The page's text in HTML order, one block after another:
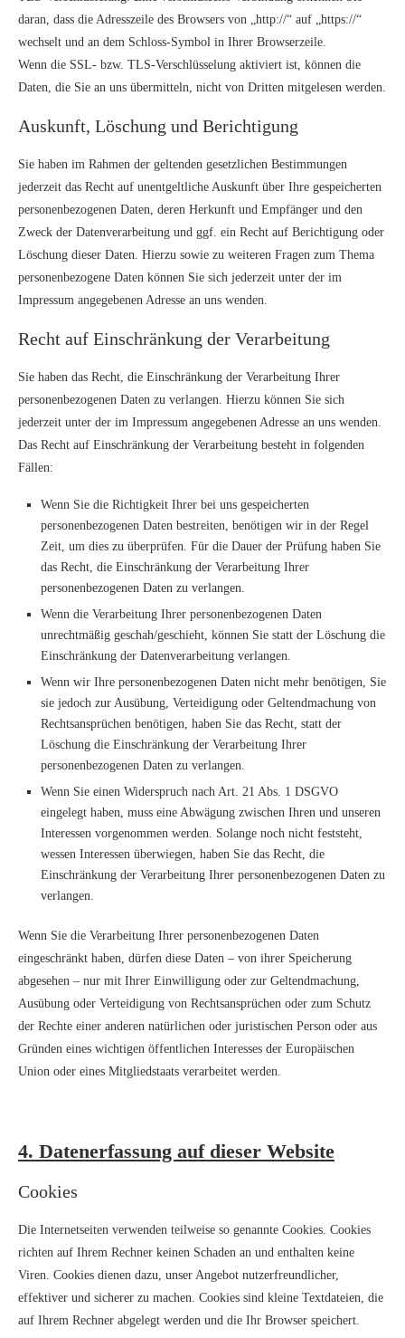
daran, dass die Adresszeile des Browsers von „http://“ auf „https://“
wechselt und an dem Schloss-Symbol in Ihrer Browserzeile.
Wenn die SSL- bzw. TLS-Verschlüsselung aktiviert ist, können die
Daten, die Sie an uns übermitteln, nicht von Dritten mitgelesen werden.
Auskunft, Löschung und Berichtigung
Sie haben im Rahmen der geltenden gesetzlichen Bestimmungen
jederzeit das Recht auf unentgeltliche Auskunft über Ihre gespeicherten
personenbezogenen Daten, deren Herkunft und Empfänger und den
Zweck der Datenverarbeitung und ggf. ein Recht auf Berichtigung oder
Löschung dieser Daten. Hierzu sowie zu weiteren Fragen zum Thema
personenbezogene Daten können Sie sich jederzeit unter der im
Impressum angegebenen Adresse an uns wenden.
Recht auf Einschränkung der Verarbeitung
Sie haben das Recht, die Einschränkung der Verarbeitung Ihrer
personenbezogenen Daten zu verlangen. Hierzu können Sie sich
jederzeit unter der im Impressum angegebenen Adresse an uns wenden.
Das Recht auf Einschränkung der Verarbeitung besteht in folgenden
Fällen:
Wenn Sie die Richtigkeit Ihrer bei uns gespeicherten
personenbezogenen Daten bestreiten, benötigen wir in der Regel
Zeit, um dies zu überprüfen. Für die Dauer der Prüfung haben Sie
das Recht, die Einschränkung der Verarbeitung Ihrer
personenbezogenen Daten zu verlangen.
Wenn die Verarbeitung Ihrer personenbezogenen Daten
unrechtmäßig geschah/geschieht, können Sie statt der Löschung die
Einschränkung der Datenverarbeitung verlangen.
Wenn wir Ihre personenbezogenen Daten nicht mehr benötigen, Sie
sie jedoch zur Ausübung, Verteidigung oder Geltendmachung von
Rechtsansprüchen benötigen, haben Sie das Recht, statt der
Löschung die Einschränkung der Verarbeitung Ihrer
personenbezogenen Daten zu verlangen.
Wenn Sie einen Widerspruch nach Art. 21 Abs. 1 DSGVO
eingelegt haben, muss eine Abwägung zwischen Ihren und unseren
Interessen vorgenommen werden. Solange noch nicht feststeht,
wessen Interessen überwiegen, haben Sie das Recht, die
Einschränkung der Verarbeitung Ihrer personenbezogenen Daten zu
verlangen.
Wenn Sie die Verarbeitung Ihrer personenbezogenen Daten
eingeschränkt haben, dürfen diese Daten – von ihrer Speicherung
abgesehen – nur mit Ihrer Einwilligung oder zur Geltendmachung,
Ausübung oder Verteidigung von Rechtsansprüchen oder zum Schutz
der Rechte einer anderen natürlichen oder juristischen Person oder aus
Gründen eines wichtigen öffentlichen Interesses der Europäischen
Union oder eines Mitgliedstaats verarbeitet werden.
4. Datenerfassung auf dieser Website
Cookies
Die Internetseiten verwenden teilweise so genannte Cookies. Cookies
richten auf Ihrem Rechner keinen Schaden an und enthalten keine
Viren. Cookies dienen dazu, unser Angebot nutzerfreundlicher,
effektiver und sicherer zu machen. Cookies sind kleine Textdateien, die
auf Ihrem Rechner abgelegt werden und die Ihr Browser speichert.